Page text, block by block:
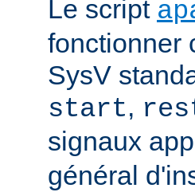
Le script
fonctionner
SysV
start,
signaux
général